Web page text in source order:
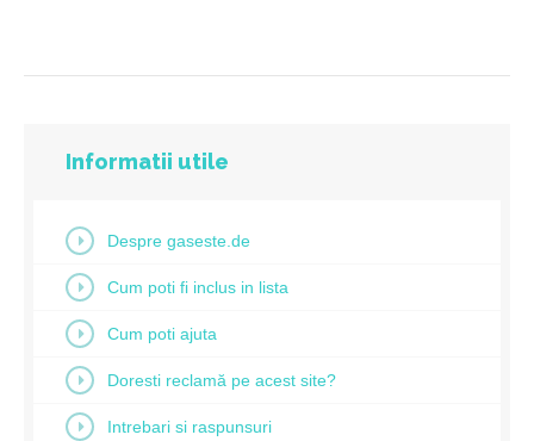
Informatii utile
Despre gaseste.de
Cum poti fi inclus in lista
Cum poti ajuta
Doresti reclamă pe acest site?
Intrebari si raspunsuri